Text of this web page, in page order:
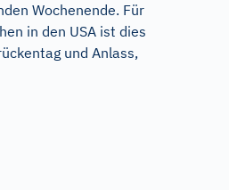
Wochenende. Für
in den USA ist dies
und Anlass,